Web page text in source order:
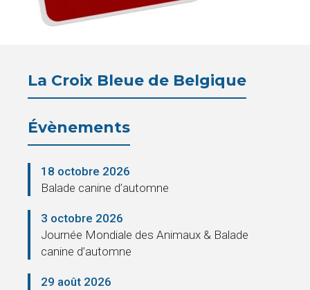
Bleue
Législation
Partenaires
Presse
Cantine
Contacts
La Croix Bleue de Belgique
Évènements
18 octobre 2026
Balade canine d’automne
3 octobre 2026
Journée Mondiale des Animaux & Balade
canine d’automne
29 août 2026